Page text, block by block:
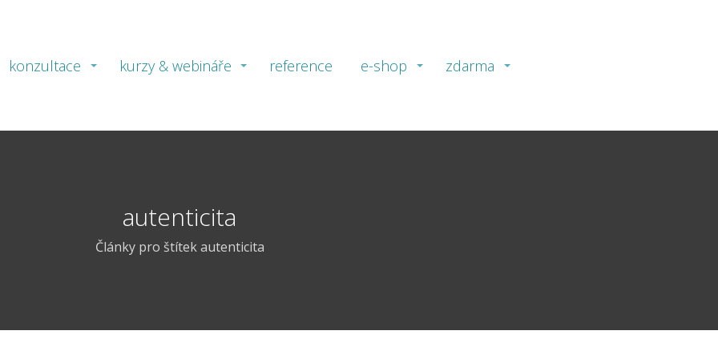
konzultace kurzy & webináře reference e-shop zdarma
autenticita
Články pro štítek autenticita